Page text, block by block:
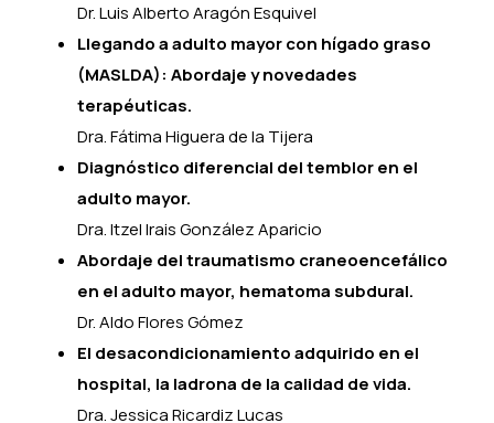
Dr. Luis Alberto Aragón Esquivel
Llegando a adulto mayor con hígado graso
(MASLDA): Abordaje y novedades
terapéuticas.
Dra. Fátima Higuera de la Tijera
Diagnóstico diferencial del temblor en el
adulto mayor.
Dra. Itzel Irais González Aparicio
Abordaje del traumatismo craneoencefálico
en el adulto mayor, hematoma subdural.
Dr. Aldo Flores Gómez
El desacondicionamiento adquirido en el
hospital, la ladrona de la calidad de vida.
Dra. Jessica Ricardiz Lucas